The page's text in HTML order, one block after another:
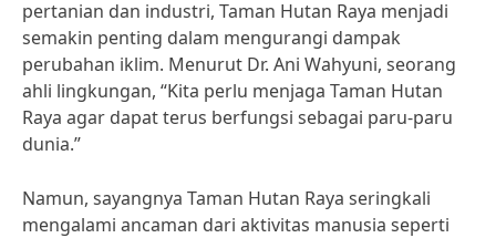
pertanian dan industri, Taman Hutan Raya menjadi
semakin penting dalam mengurangi dampak
perubahan iklim. Menurut Dr. Ani Wahyuni, seorang
ahli lingkungan, “Kita perlu menjaga Taman Hutan
Raya agar dapat terus berfungsi sebagai paru-paru
dunia.”
Namun, sayangnya Taman Hutan Raya seringkali
mengalami ancaman dari aktivitas manusia seperti